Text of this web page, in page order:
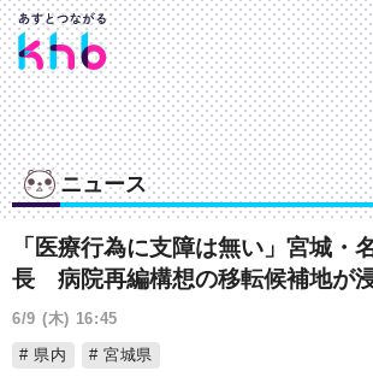
ニュース
「医療行為に支障は無い」宮城・
長 病院再編構想の移転候補地が
6/9 (木) 16:45
県内
宮城県